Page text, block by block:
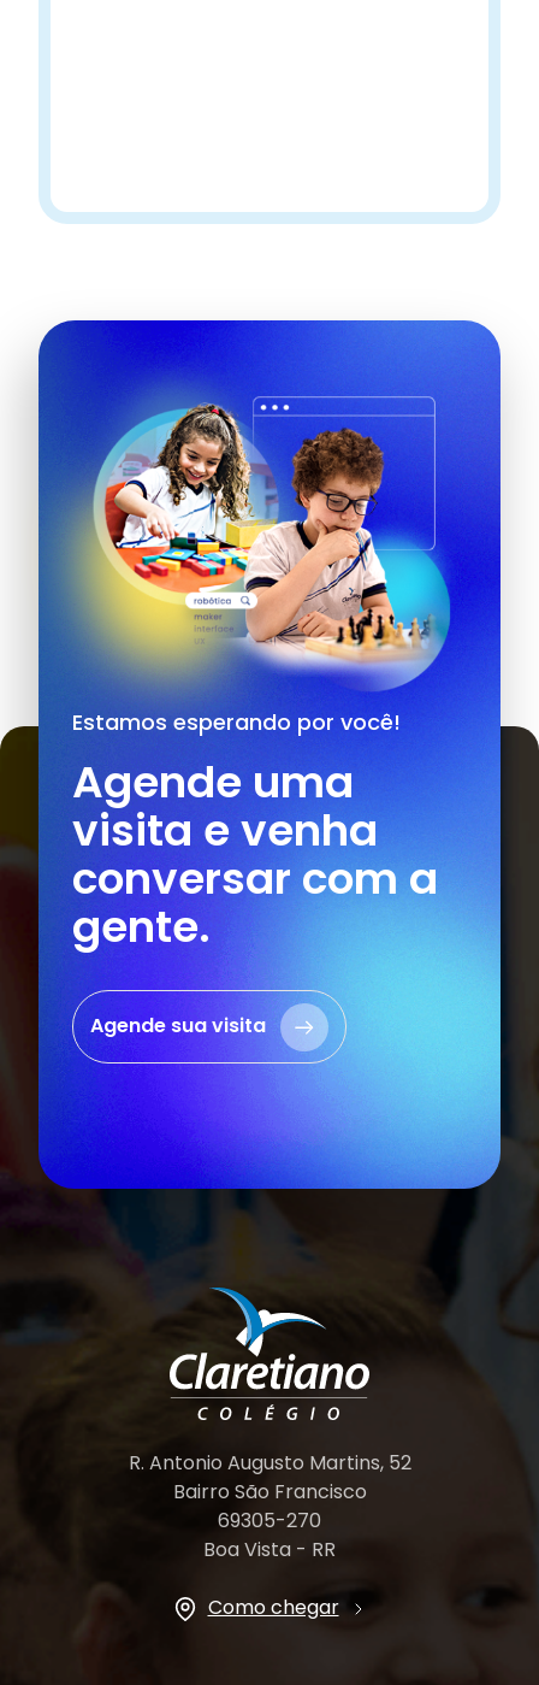
Estamos esperando por você!
Agende uma
visita e venha
conversar com a
gente.
Agende sua visita
R. Antonio Augusto Martins, 52
Bairro São Francisco
69305-270
Boa Vista - RR
Como chegar